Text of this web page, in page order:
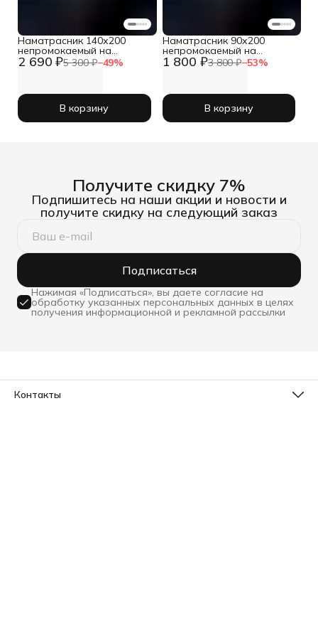
2 690 ₽5 300 ₽−49%
Наматрасник 140х200
непромокаемый на
резинке с бортом
В корзину
1 800 ₽3 800 ₽−53%
Наматрасник 90х200
непромокаемый на
резинке с бортом
В корзину
Получите скидку 7%
Подпишитесь на наши акции и новости и
получите скидку на следующий заказ
Подписаться
Нажимая «Подписаться», вы даете согласие на
обработку указанных персональных данных в целях
получения информационной и рекламной рассылки
Контакты